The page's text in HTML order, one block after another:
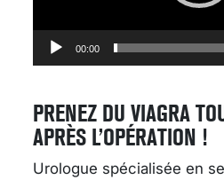
00:00
PRENEZ DU VIAGRA
APRÈS L’OPÉRATION !
Urologue spécialisée en